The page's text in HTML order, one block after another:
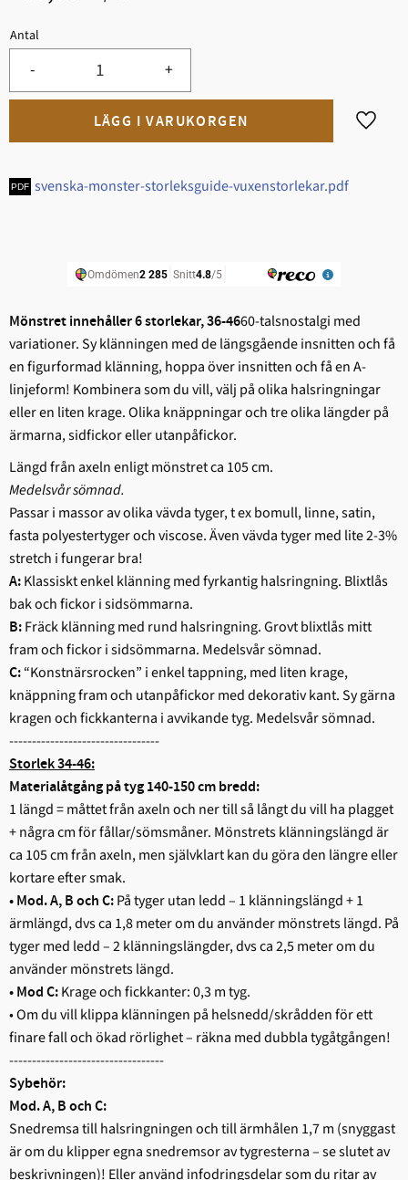
Antal
+
-
Lägg
svenska-monster-storleksguide-vuxenstorlekar.pdf
Mönstret innehåller 6 storlekar, 36-4660-talsnostalgi med
variationer. Sy klänningen med de längsgående insnitten och få
en figurformad klänning, hoppa över insnitten och få en A-
linjeform! Kombinera som du vill, välj på olika halsringningar
eller en liten krage. Olika knäppningar och tre olika längder på
ärmarna, sidfickor eller utanpåfickor.
Längd från axeln enligt mönstret ca 105 cm.
Medelsvår sömnad.
Passar i massor av olika vävda tyger, t ex bomull, linne, satin,
fasta polyestertyger och viscose. Även vävda tyger med lite 2-3%
stretch i fungerar bra!
A:Klassiskt enkel klänning med fyrkantig halsringning. Blixtlås
bak och fickor i sidsömmarna.
B:Fräck klänning med rund halsringning. Grovt blixtlås mitt
fram och fickor i sidsömmarna. Medelsvår sömnad.
C:“Konstnärsrocken” i enkel tappning, med liten krage,
knäppning fram och utanpåfickor med dekorativ kant. Sy gärna
kragen och fickkanterna i avvikande tyg. Medelsvår sömnad.
---------------------------------
Storlek 34-46:
Materialåtgång på tyg 140-150 cm bredd:
1 längd = måttet från axeln och ner till så långt du vill ha plagget
+ några cm för fållar/sömsmåner. Mönstrets klänningslängd är
ca 105 cm från axeln, men självklart kan du göra den längre eller
kortare efter smak.
• Mod. A, B och C:På tyger utan ledd – 1 klänningslängd + 1
ärmlängd, dvs ca 1,8 meter om du använder mönstrets längd. På
tyger med ledd – 2 klänningslängder, dvs ca 2,5 meter om du
använder mönstrets längd.
• Mod C:Krage och fickkanter: 0,3 m tyg.
• Om du vill klippa klänningen på helsnedd/skrådden för ett
finare fall och ökad rörlighet – räkna med dubbla tygåtgången!
----------------------------------
Sybehör:
Mod. A, B och C:
Snedremsa till halsringningen och till ärmhålen 1,7 m (snyggast
är om du klipper egna snedremsor av tygresterna – se slutet av
beskrivningen)! Eller använd infodringsdelar som du ritar av